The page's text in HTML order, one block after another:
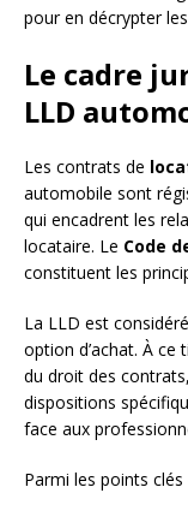
pour en décrypter
Le cadre
LLD
Les contrats de
automobile sont
qui encadrent les
locataire. Le Code
constituent les
La LLD est
option d’achat. À ce
du droit des
dispositions
face aux
Parmi les points